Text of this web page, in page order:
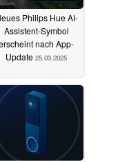
Philips Hue AI-
Assistent-Symbol
nach App-
Update 25.03.2025